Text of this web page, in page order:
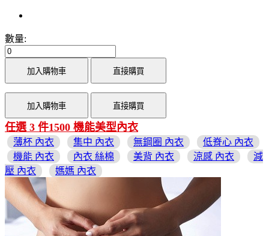
數量:
加入購物車 直接購買
加入購物車 直接購買
任選 3 件1500 機能美型內衣
薄杯 內衣 集中 內衣 無鋼圈 內衣
低脊心 內衣
機能 內衣
內衣 絲棉 美背 內衣 涼感 內衣
減
壓 內衣
媽媽 內衣